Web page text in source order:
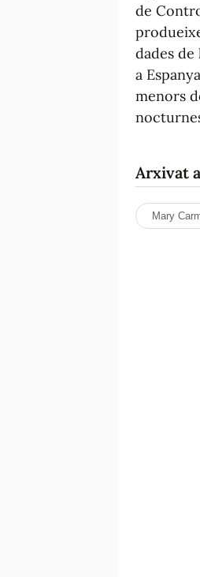
de
dades
a
menors
Arxivat
Mary